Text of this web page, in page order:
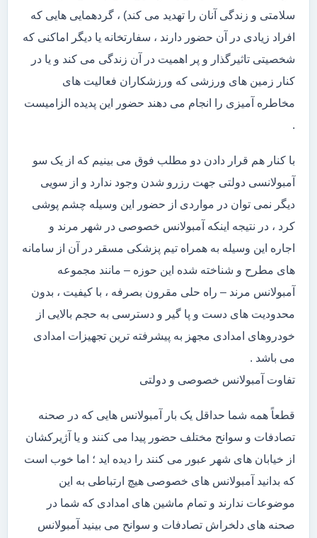
سلامتی و زندگی آنان را تهدید می کند) ، گردهمایی هایی که
افراد زیادی در آن حضور دارند ، سفارتخانه یا دیگر اماکنی که
شخصیتی تاثیرگذار و پر اهمیت در آن زندگی می کند و یا در
کنار زمین های ورزشی که ورزشکاران فعالیت های
مخاطره آمیزی را انجام می دهند حضور این پدیده الزامیست
.
با کنار هم قرار دادن دو مطلب فوق می بینیم که از یک سو
آمبولانسی دولتی جهت رزرو شدن وجود ندارد و از سویی
دیگر نمی توان در مواردی از حضور این وسیله چشم پوشی
کرد ، در نتیجه اینکه آمبولانس خصوصی در شهر مرند و
اجاره این وسیله به همراه تیم پزشکی مسقر در آن از سامانه
های مطرح و شناخته شده این حوزه – مانند مجموعه
آمبولانس مرند – راه حلی مقرون بصرفه ، با کیفیت ، بدون
محدودیت های دست و پا گیر و دسترسی به حجم بالایی از
خودروهای امدادی مجهز به پیشرفته ترین تجهیزات امدادی
می باشد .
تفاوت آمبولانس خصوصی و دولتی
قطعاً همه شما حداقل یک بار آمبولانس هایی که در صحنه
تصادفات و سوانح مختلف حضور پیدا می کنند و یا آژیرکشان
از خیابان های شهر عبور می کنند را دیده اید ؛ اما خوب است
که بدانید آمبولانس های خصوصی هیچ ارتباطی به این
موضوعات ندارند و تمام ماشین های امدادی که شما در
صحنه های دلخراش تصادفات و سوانح می بینید آمبولانس